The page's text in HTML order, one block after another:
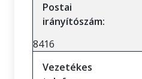
Postai
irányítószám:
8416
Vezetékes